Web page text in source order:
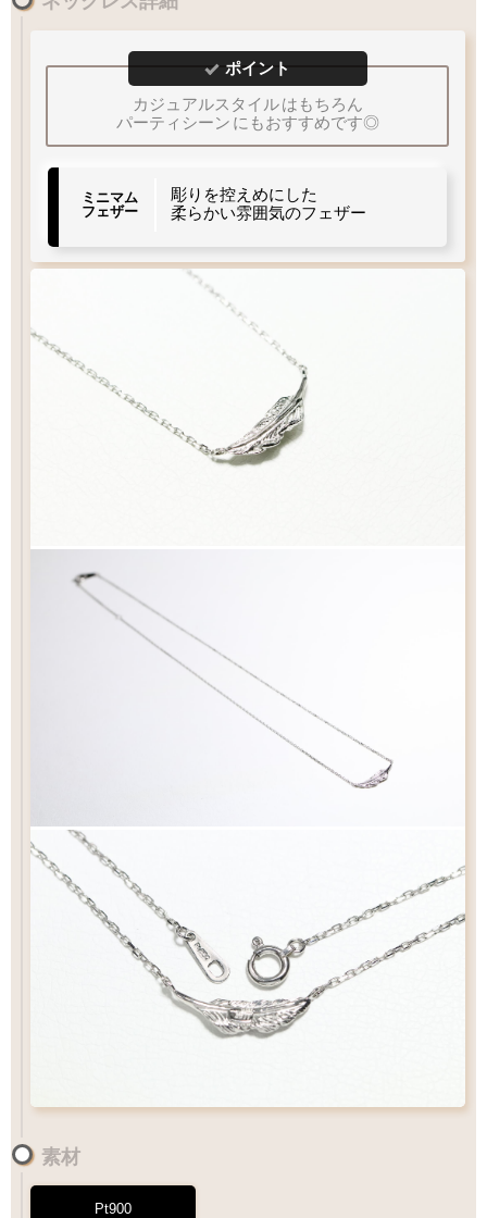
肌なじみの良い軽い着け心地です
× 4mm
アジャスター管
かなり短め
多くの方が該当
ポイント
カジュアルスタイル はもちろん
パーティシーン にもおすすめです◎
ミニマム
フェザー
彫りを控えめにした
柔らかい雰囲気のフェザー
素材
Pt900